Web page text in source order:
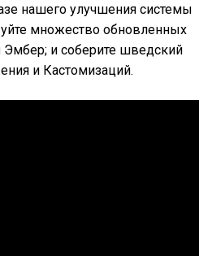
нашего улучшения системы
множество обновленных
Эмбер; и соберите шведский
и Кастомизаций.